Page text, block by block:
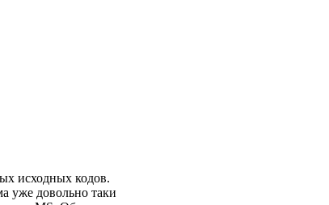
исходных кодов.
уже довольно таки